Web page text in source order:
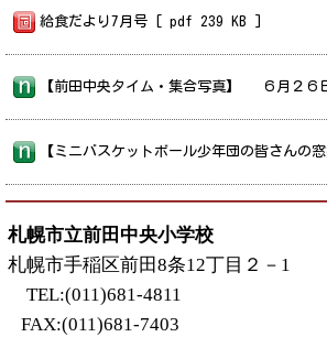
給食だより7月号 [ pdf 239 KB ]
札幌市立前田中央小学校
札幌市手稲区前田8条12丁目２－1
TEL:(011)681-4811
FAX:(011)681-7403